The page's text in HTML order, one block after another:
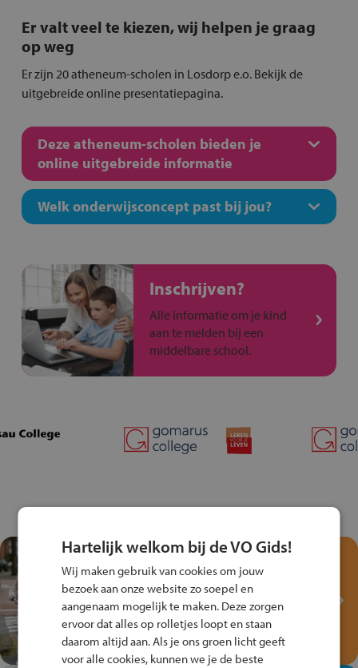
Er valt veel te kiezen, wij helpen je graag
op weg
Er zijn 20 atheneum-scholen in Losdorp e.o. Bekijk de
uitgebreide online presentatiepagina.
Deze atheneum-scholen bieden je
online uitgebreide informatie
Welk onderwijsconcept past bij jou?
Inschrijven?
Alle informatie om je kind
aan te melden bij een
middelbare school.
Test je kennis met het
Fiets Veilig
Verkeersspel!
Speel het Fiets Veilig Verkeersspel
en win een Cortina-fiets!
Hartelijk welkom bij de VO Gids!
Wij maken gebruik van cookies om jouw
bezoek aan onze website zo soepel en
aangenaam mogelijk te maken. Deze zorgen
ervoor dat alles op rolletjes loopt en staan
daarom altijd aan. Als je ons groen licht geeft
voor alle cookies, kunnen we je de beste